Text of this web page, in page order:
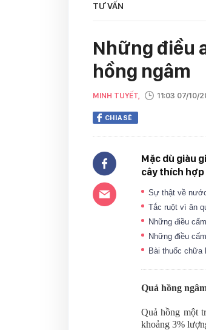
TƯ VẤN
Những điều
hồng ngâm
MINH TUYẾT, 11:03 07/10/
CHIA SẺ
Mặc dù giàu
cây thích
Sự thật về
Tắc ruột vì ăn
Những điều
Những điều
Bài thuốc chữa
Quả hồng
Quả hồng một
khoảng 3%